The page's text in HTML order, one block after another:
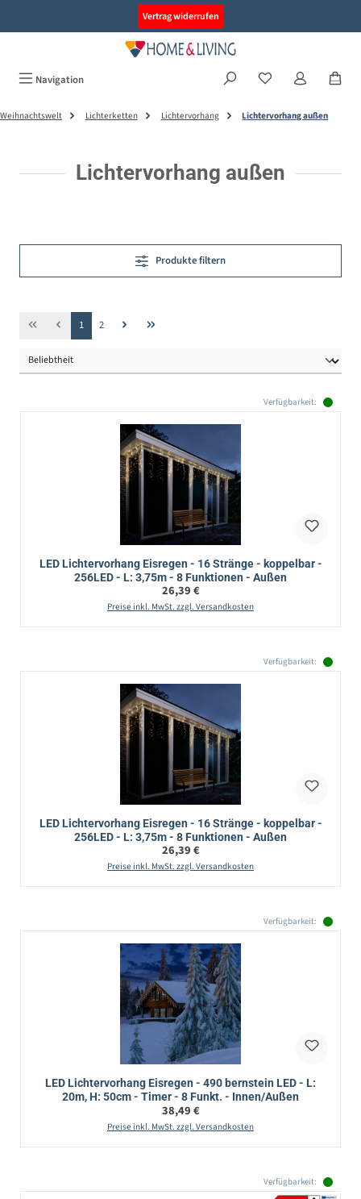
Vertrag widerrufen
Navigation
Weihnachtswelt Lichterketten Lichtervorhang Lichtervorhang außen
Lichtervorhang außen
Produkte filtern
Seite
1 Seite
2
Verfügbarkeit:
LED Lichtervorhang Eisregen - 16 Stränge - koppelbar -
256LED - L: 3,75m - 8 Funktionen - Außen
Regulärer Preis:
26,39 €
Preise inkl. MwSt. zzgl. Versandkosten
Verfügbarkeit:
LED Lichtervorhang Eisregen - 16 Stränge - koppelbar -
256LED - L: 3,75m - 8 Funktionen - Außen
Regulärer Preis:
26,39 €
Preise inkl. MwSt. zzgl. Versandkosten
Verfügbarkeit:
LED Lichtervorhang Eisregen - 490 bernstein LED - L:
20m, H: 50cm - Timer - 8 Funkt. - Innen/Außen
Regulärer Preis:
38,49 €
Preise inkl. MwSt. zzgl. Versandkosten
Verfügbarkeit: